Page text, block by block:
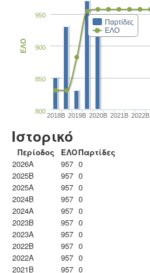
Παρτίδες
ΕΛΟ
2018B 2019B 2020B 2021B 2022B
800
850
900
950
ΕΛΟ
Ιστορικό
Περίοδος ΕΛΟΠαρτίδες
2026A
957 0
2025B
957 0
2025A
957 0
2024B
957 0
2024A
957 0
2023B
957 0
2023Α
957 0
2022B
957 0
2022A
957 0
2021B
957 0